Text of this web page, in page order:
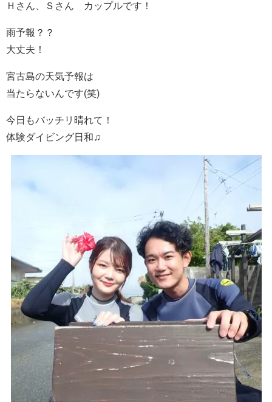
Ｈさん、Ｓさん カップルです！
雨予報？？
大丈夫！
宮古島の天気予報は
当たらないんです(笑)
今日もバッチリ晴れて！
体験ダイビング日和♫